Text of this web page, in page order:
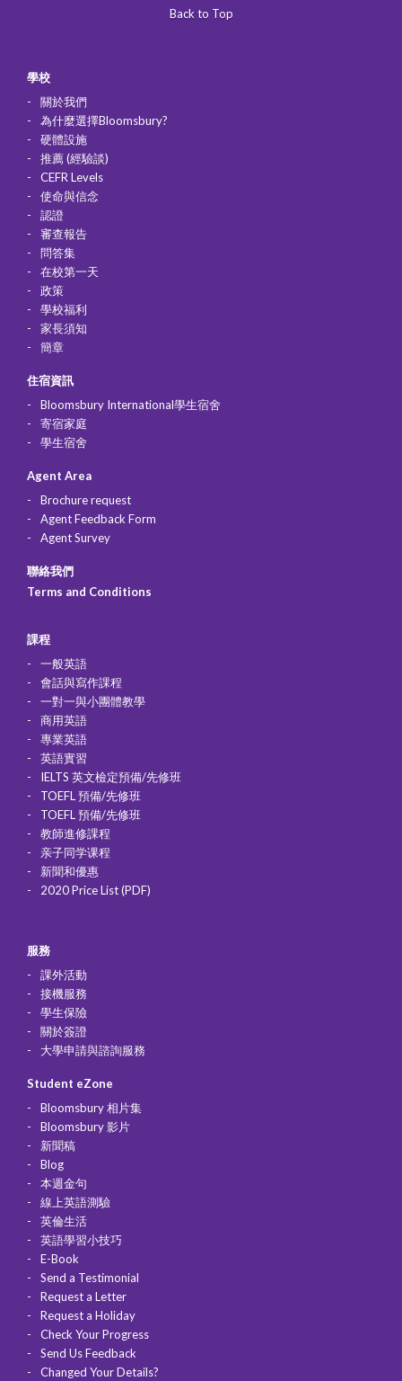
Back to Top
學校
關於我們
為什麼選擇Bloomsbury?
硬體設施
推薦 (經驗談)
CEFR Levels
使命與信念
認證
審查報告
問答集
在校第一天
政策
學校福利
家長須知
簡章
住宿資訊
Bloomsbury International學生宿舍
寄宿家庭
學生宿舍
Agent Area
Brochure request
Agent Feedback Form
Agent Survey
聯絡我們
Terms and Conditions
課程
一般英語
會話與寫作課程
一對一與小團體教學
商用英語
專業英語
英語實習
IELTS 英文檢定預備/先修班
TOEFL 預備/先修班
TOEFL 預備/先修班
教師進修課程
亲子同学课程
新聞和優惠
2020 Price List (PDF)
服務
課外活動
接機服務
學生保險
關於簽證
大學申請與諮詢服務
Student eZone
Bloomsbury 相片集
Bloomsbury 影片
新聞稿
Blog
本週金句
線上英語測驗
英倫生活
英語學習小技巧
E-Book
Send a Testimonial
Request a Letter
Request a Holiday
Check Your Progress
Send Us Feedback
Changed Your Details?